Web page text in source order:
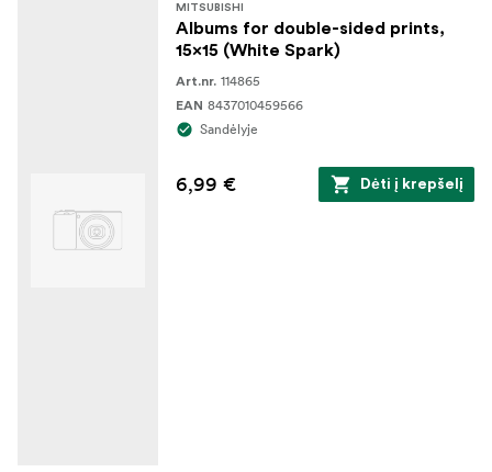
MITSUBISHI
Albums for double-sided prints,
15x15 (White Spark)
Art.nr. 114865
EAN 8437010459566
Sandėlyje
6,99 € Dėti į krepšelį